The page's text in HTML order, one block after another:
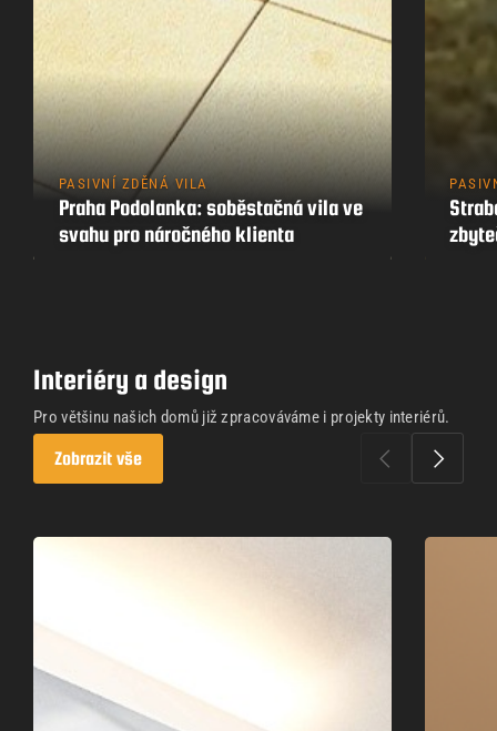
PASIVNÍ ZDĚNÁ VILA
Praha Podolanka: soběstačná vila ve
svahu pro náročného klienta
Interiéry a design
Pro většinu našich domů již zpracováváme i projekty interiérů.
Zobrazit vše